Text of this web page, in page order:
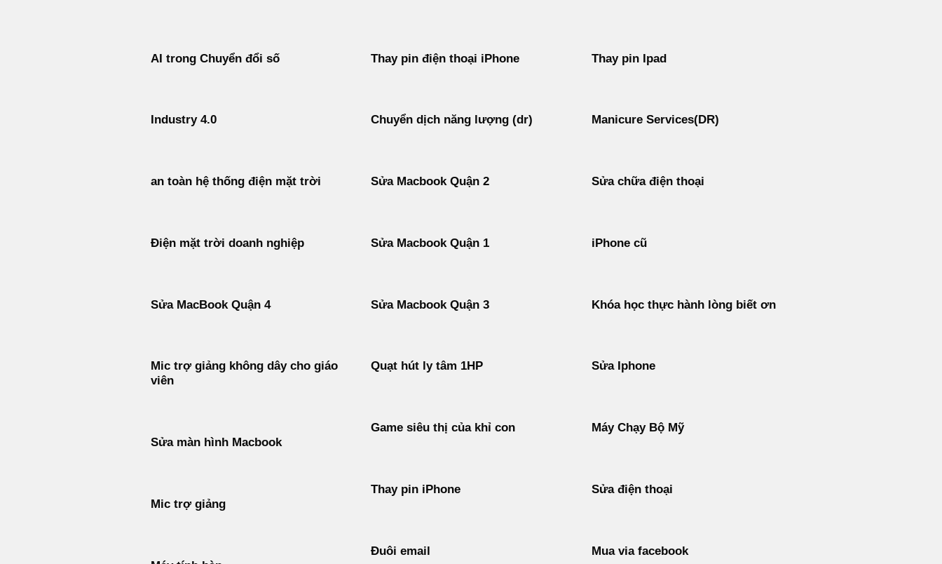
AI trong Chuyển đổi số Thay pin điện thoại iPhone Thay pin Ipad
Industry 4.0 Chuyển dịch năng lượng (dr) Manicure Services(DR)
an toàn hệ thống điện mặt trời Sửa Macbook Quận 2 Sửa chữa điện thoại
Điện mặt trời doanh nghiệp Sửa Macbook Quận 1 iPhone cũ
Sửa MacBook Quận 4 Sửa Macbook Quận 3 Khóa học thực hành lòng biết ơn
Mic trợ giảng không dây cho giáo
viên
Quạt hút ly tâm 1HP Sửa Iphone
Game siêu thị của khỉ con
Máy Chạy Bộ Mỹ
Sửa màn hình Macbook
Thay pin iPhone
Sửa điện thoại
Mic trợ giảng
Đuôi email
Mua via facebook